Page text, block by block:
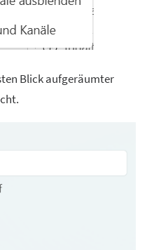
Blick aufgeräumter